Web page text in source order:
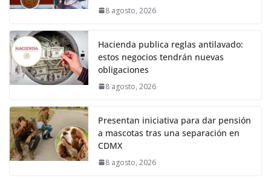
8 agosto, 2026
Hacienda publica reglas antilavado:
estos negocios tendrán nuevas
obligaciones
8 agosto, 2026
Presentan iniciativa para dar pensión
a mascotas tras una separación en
CDMX
8 agosto, 2026